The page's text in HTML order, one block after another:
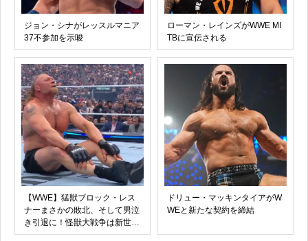
ジョン・シナがレッスルマニア
37不参加を示唆
ローマン・レインズがWWE MI
TBに宣伝される
【WWE】猛獣ブロック・レス
ナーまさかの敗北、そして男泣
き引退に！怪獣大戦争は新世代
のモンスターであるオバ・フェ
ドリュー・マッキンタイアがW
WEと新たな契約を締結